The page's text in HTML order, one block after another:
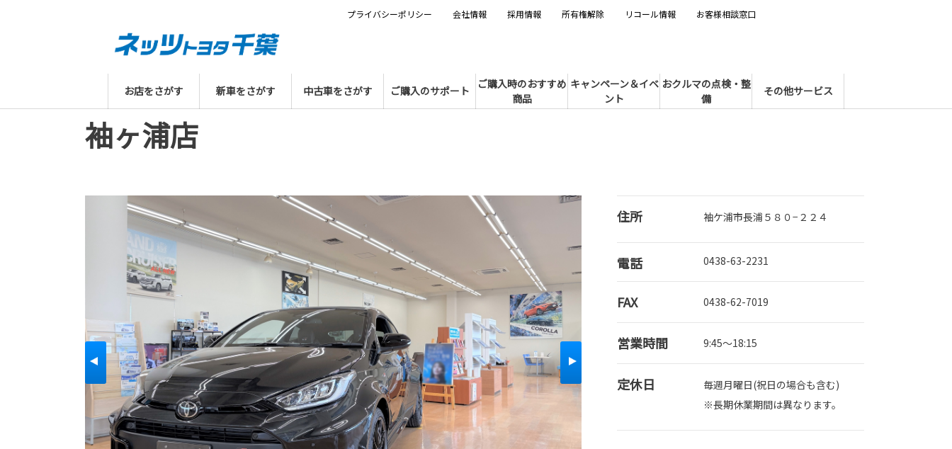
お店をさがす 新車をさがす 中古車をさがす ご購入のサポート
ご購入時のおすすめ
商品
キャンペーン＆イベ
ント
おクルマの点検・整
備
その他サービス
プライバシーポリシー 会社情報 採用情報 所有権解除 リコール情報 お客様相談窓口
袖ヶ浦店
住所 袖ケ浦市長浦５８０−２２４
電話 0438-63-2231
FAX 0438-62-7019
営業時間 9:45～18:15
定休日
毎週月曜日(祝日の場合も含む)
※長期休業期間は異なります。